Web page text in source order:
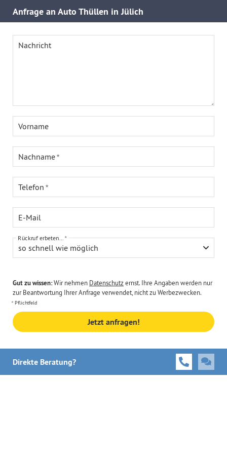
Anfrage an Auto Thüllen in Jülich
Nachricht
Vorname
Nachname
Telefon
E-Mail
so schnell wie möglich
Rückruf erbeten...
Gut zu wissen:Wir nehmen Datenschutzernst. Ihre Angaben werden nur
zur Beantwortung Ihrer Anfrage verwendet, nicht zu Werbezwecken.
Pflichtfeld
Jetzt anfragen!
Direkte Beratung?